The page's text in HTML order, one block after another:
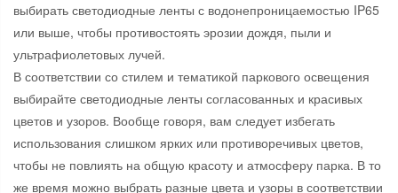
выбирать светодиодные ленты с водонепроницаемостью IP65
или выше, чтобы противостоять эрозии дождя, пыли и
ультрафиолетовых лучей.
В соответствии со стилем и тематикой паркового освещения
выбирайте светодиодные ленты согласованных и красивых
цветов и узоров. Вообще говоря, вам следует избегать
использования слишком ярких или противоречивых цветов,
чтобы не повлиять на общую красоту и атмосферу парка. В то
же время можно выбрать разные цвета и узоры в соответствии